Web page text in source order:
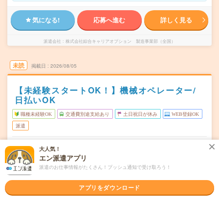
気になる! 応募へ進む 詳しく見る
派遣会社 株式会社綜合キャリアオプション 製造事業部（全国）
未読 掲載日 2026/08/05
【未経験スタートOK！】機械オペレーター/
日払いOK
職種未経験OK 交通費別途支給あり 土日祝日が休み WEB登録OK
派遣
勤務地
東武金崎駅から車9分
曜日頻度 月～金
08:00～16:45
大人気！
エン派遣アプリ
派遣のお仕事情報がたくさん！プッシュ通知で受け取ろう！
アプリをダウンロード